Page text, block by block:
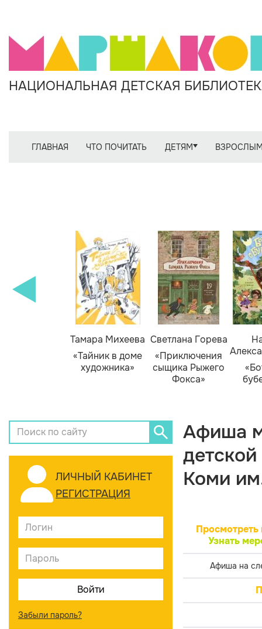
НАЦИОНАЛЬНАЯ ДЕТСКАЯ
ГЛАВНАЯ ЧТО ПОЧИТАТЬ ДЕТЯМ
Тамара Михеева
«Тайник в доме
художника»
Светлана Горева
«Приключения
сыщика Рыжего
Фокса»
ЛИЧНЫЙ КАБИНЕТ
РЕГИСТРАЦИЯ
Забыли пароль?
Афиша
Коми
Просмотреть
Узнать
Афиша на